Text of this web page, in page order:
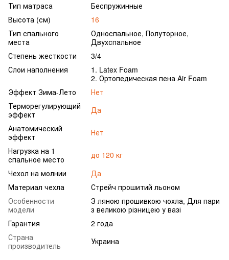
Тип матраса
Беспружинные
Высота (см)
16
Тип спального
места
Односпальное, Полуторное,
Двухспальное
Степень жесткости
3/4
Слои наполнения
1. Latex Foam
2. Ортопедическая пена Air Foam
Эффект Зима-Лето
Нет
Терморегулирующий
эффект
Да
Анатомический
эффект
Нет
Нагрузка на 1
спальное место
до 120 кг
Чехол на молнии
Да
Материал чехла
Стрейч прошитий льоном
Особенности
модели
З ляною прошивкою чохла, Для пари
з великою різницею у вазі
Гарантия
2 года
Страна
производитель
Украина